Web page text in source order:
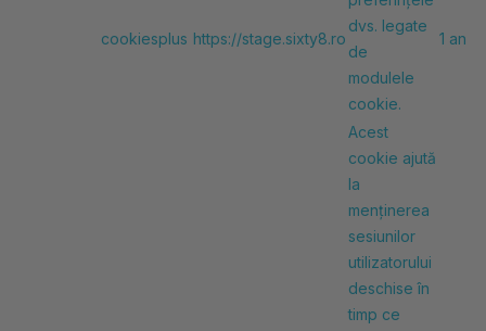
cookiesplus https://stage.sixty8.ro
dvs. legate
de
modulele
cookie.
1 an
Acest
cookie ajută
la
menținerea
sesiunilor
utilizatorului
deschise în
timp ce